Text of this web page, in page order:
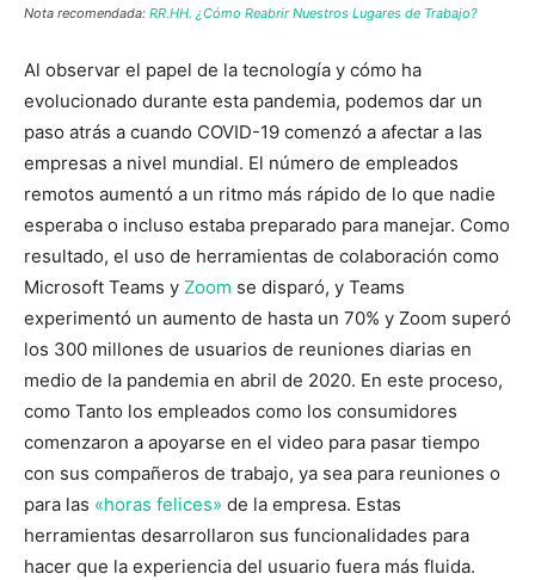
Nota recomendada: RR.HH. ¿Cómo Reabrir Nuestros Lugares de Trabajo?
Al observar el papel de la tecnología y cómo ha
evolucionado durante esta pandemia, podemos dar un
paso atrás a cuando COVID-19 comenzó a afectar a las
empresas a nivel mundial. El número de empleados
remotos aumentó a un ritmo más rápido de lo que nadie
esperaba o incluso estaba preparado para manejar. Como
resultado, el uso de herramientas de colaboración como
Microsoft Teams y Zoom se disparó, y Teams
experimentó un aumento de hasta un 70% y Zoom superó
los 300 millones de usuarios de reuniones diarias en
medio de la pandemia en abril de 2020. En este proceso,
como Tanto los empleados como los consumidores
comenzaron a apoyarse en el video para pasar tiempo
con sus compañeros de trabajo, ya sea para reuniones o
para las «horas felices» de la empresa. Estas
herramientas desarrollaron sus funcionalidades para
hacer que la experiencia del usuario fuera más fluida.